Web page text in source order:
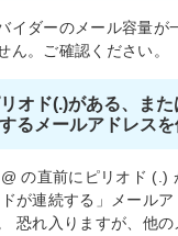
イダーのメール容量が
ん。ご確認ください。
オド(.)がある、ま
るメールアドレス
@ の直前にピリオド (.)
が連続する」メール
恐れ入りますが、他